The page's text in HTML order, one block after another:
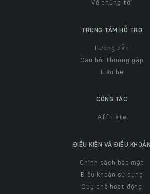
Về chúng tôi
TRUNG TÂM HỖ TRỢ
Hướng dẫn
Câu hỏi thường gặp
Liên hệ
CỘNG TÁC
Affiliate
ĐIỀU KIỆN VÀ ĐIỀU KHOẢN
Chính sách bảo mật
Điều khoản sử dụng
Quy chế hoạt động